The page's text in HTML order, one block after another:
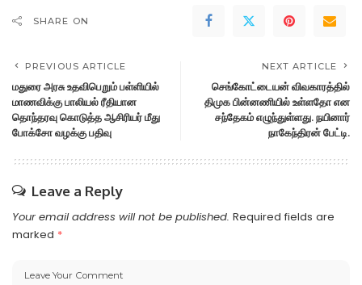
SHARE ON
PREVIOUS ARTICLE
மதுரை அரசு உதவிபெறும் பள்ளியில்
மாணவிக்கு பாலியல் ரீதியான
தொந்தரவு கொடுத்த ஆசிரியர் மீது
போக்சோ வழக்கு பதிவு
NEXT ARTICLE
செங்கோட்டையன் விவகாரத்தில்
திமுக பின்னணியில் உள்ளதோ என
சந்தேகம் எழுந்துள்ளது. நயினார்
நாகேந்திரன் பேட்டி.
Leave a Reply
Your email address will not be published. Required fields are
marked *